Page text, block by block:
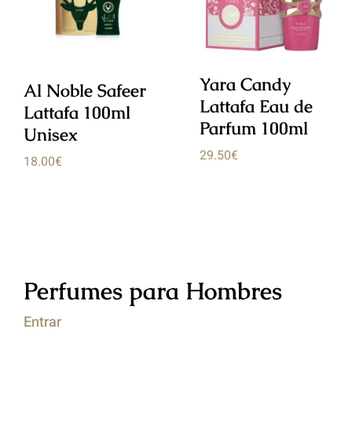
Detalles
Al Noble Safeer
Lattafa 100ml
Unisex
18.00€
Detalles
Yara Candy
Lattafa Eau de
Parfum 100ml
29.50€
Perfumes para Hombres
Entrar